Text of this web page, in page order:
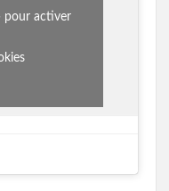
pour activer